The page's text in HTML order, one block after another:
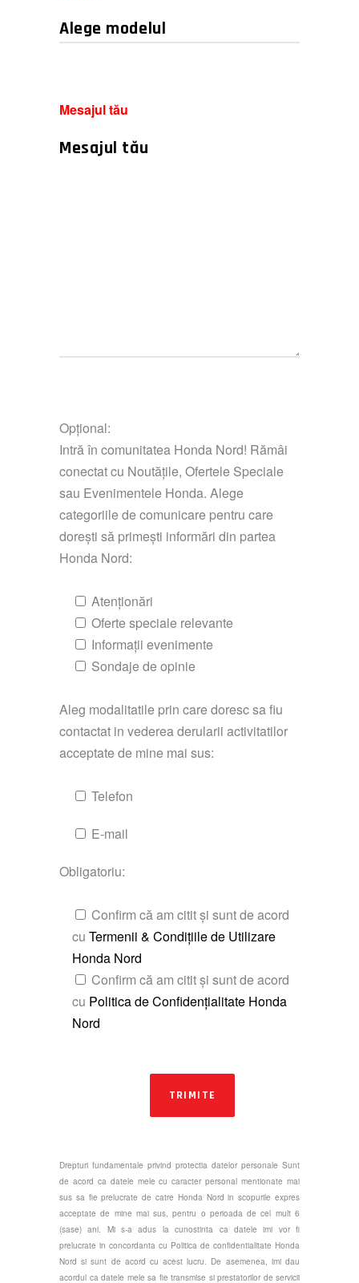
Mesajul tău
Opțional:
Intră în comunitatea Honda Nord! Rămâi
conectat cu Noutățile, Ofertele Speciale
sau Evenimentele Honda. Alege
categoriile de comunicare pentru care
dorești să primești informări din partea
Honda Nord:
Atenționări
Oferte speciale relevante
Informații evenimente
Sondaje de opinie
Aleg modalitatile prin care doresc sa fiu
contactat in vederea derularii activitatilor
acceptate de mine mai sus:
Telefon
E-mail
Obligatoriu:
Confirm că am citit și sunt de acord
cu Termenii & Condițiile de Utilizare
Honda Nord
Confirm că am citit și sunt de acord
cu Politica de Confidențialitate Honda
Nord
TRIMITE
Drepturi fundamentale privind protectia datelor personale Sunt
de acord ca datele mele cu caracter personal mentionate mai
sus sa fie prelucrate de catre Honda Nord in scopurile expres
acceptate de mine mai sus, pentru o perioada de cel mult 6
(sase) ani. Mi s-a adus la cunostinta ca datele imi vor fi
prelucrate in concordanta cu Politica de confidentialitate Honda
Nord si sunt de acord cu acest lucru. De asemenea, imi dau
acordul ca datele mele sa fie transmise si prestatorilor de servicii